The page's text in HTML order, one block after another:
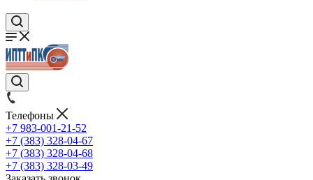
Телефоны
+7 983-001-21-52
+7 (383) 328-04-67
+7 (383) 328-04-68
+7 (383) 328-03-49